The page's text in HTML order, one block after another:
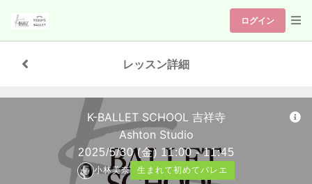
ログイン
レッスン詳細
K-BALLET SCHOOL 吉祥寺
Ashton Studio
2025/5/30 (金) 11:00 - 11:45
小林美奈 生まれて初めてバレエ